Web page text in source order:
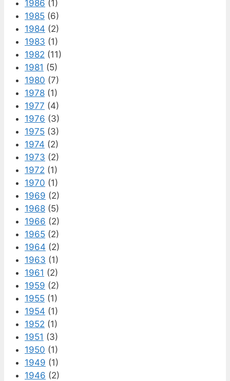
1986 (1)
1985 (6)
1984 (2)
1983 (1)
1982 (11)
1981 (5)
1980 (7)
1978 (1)
1977 (4)
1976 (3)
1975 (3)
1974 (2)
1973 (2)
1972 (1)
1970 (1)
1969 (2)
1968 (5)
1966 (2)
1965 (2)
1964 (2)
1963 (1)
1961 (2)
1959 (2)
1955 (1)
1954 (1)
1952 (1)
1951 (3)
1950 (1)
1949 (1)
1946 (2)